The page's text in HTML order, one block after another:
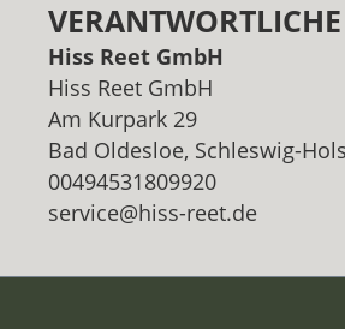
Hiss Reet GmbH
Hiss Reet GmbH
Am Kurpark 29
Bad Oldesloe, Schleswig-
00494531809920
service@hiss-reet.de